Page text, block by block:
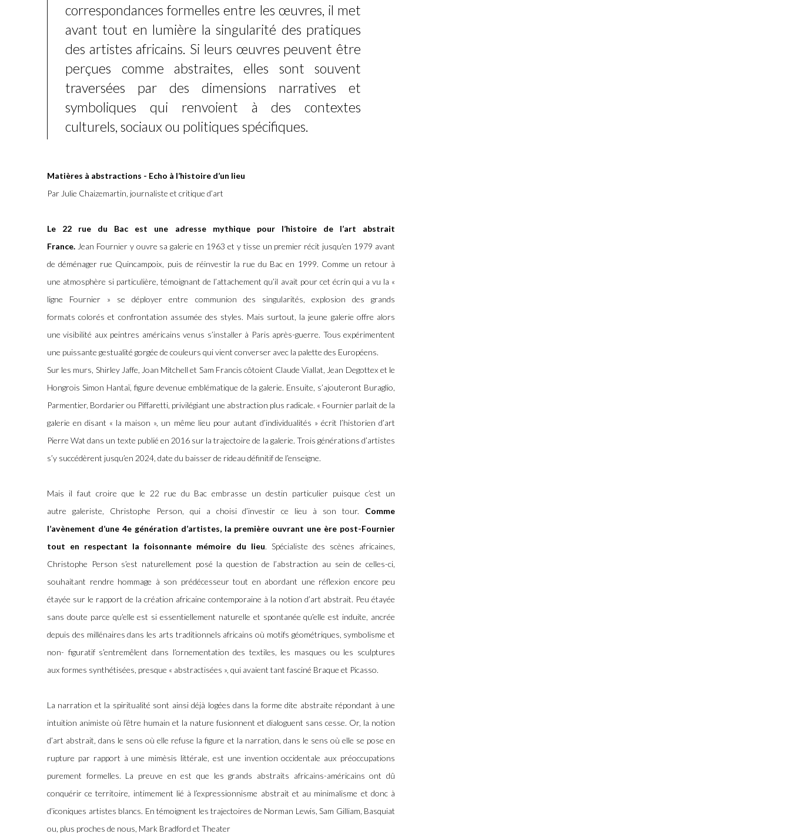
correspondances formelles entre les œuvres, il met
avant tout en lumière la singularité des pratiques
des artistes africains. Si leurs œuvres peuvent être
perçues comme abstraites, elles sont souvent
traversées par des dimensions narratives et
symboliques qui renvoient à des contextes
culturels, sociaux ou politiques spécifiques.
Matières à abstractions - Echo à l’histoire d’un lieu
Par Julie Chaizemartin, journaliste et critique d’art
Le 22 rue du Bac est une adresse mythique pour l’histoire de l’art abstrait
France. Jean Fournier y ouvre sa galerie en 1963 et y tisse un premier récit jusqu’en 1979 avant
de déménager rue Quincampoix, puis de réinvestir la rue du Bac en 1999. Comme un retour à
une atmosphère si particulière, témoignant de l’attachement qu’il avait pour cet écrin qui a vu la «
ligne Fournier » se déployer entre communion des singularités, explosion des grands
formats colorés et confrontation assumée des styles. Mais surtout, la jeune galerie offre alors
une visibilité aux peintres américains venus s’installer à Paris après-guerre. Tous expérimentent
une puissante gestualité gorgée de couleurs qui vient converser avec la palette des Européens.
Sur les murs, Shirley Jaffe, Joan Mitchell et Sam Francis côtoient Claude Viallat, Jean Degottex et le
Hongrois Simon Hantaï, figure devenue emblématique de la galerie. Ensuite, s’ajouteront Buraglio,
Parmentier, Bordarier ou Piffaretti, privilégiant une abstraction plus radicale. « Fournier parlait de la
galerie en disant « la maison », un même lieu pour autant d’individualités » écrit l’historien d’art
Pierre Wat dans un texte publié en 2016 sur la trajectoire de la galerie. Trois générations d’artistes
s’y succédèrent jusqu’en 2024, date du baisser de rideau définitif de l’enseigne.
Mais il faut croire que le 22 rue du Bac embrasse un destin particulier puisque c’est un
autre galeriste, Christophe Person, qui a choisi d’investir ce lieu à son tour. Comme
l’avènement d’une 4e génération d’artistes, la première ouvrant une ère post-Fournier
tout en respectant la foisonnante mémoire du lieu. Spécialiste des scènes africaines,
Christophe Person s’est naturellement posé la question de l’abstraction au sein de celles-ci,
souhaitant rendre hommage à son prédécesseur tout en abordant une réflexion encore peu
étayée sur le rapport de la création africaine contemporaine à la notion d’art abstrait. Peu étayée
sans doute parce qu’elle est si essentiellement naturelle et spontanée qu’elle est induite, ancrée
depuis des millénaires dans les arts traditionnels africains où motifs géométriques, symbolisme et
non- figuratif s’entremêlent dans l’ornementation des textiles, les masques ou les sculptures
aux formes synthétisées, presque « abstractisées », qui avaient tant fasciné Braque et Picasso.
La narration et la spiritualité sont ainsi déjà logées dans la forme dite abstraite répondant à une
intuition animiste où l’être humain et la nature fusionnent et dialoguent sans cesse. Or, la notion
d’art abstrait, dans le sens où elle refuse la figure et la narration, dans le sens où elle se pose en
rupture par rapport à une mimèsis littérale, est une invention occidentale aux préoccupations
purement formelles. La preuve en est que les grands abstraits africains-américains ont dû
conquérir ce territoire, intimement lié à l’expressionnisme abstrait et au minimalisme et donc à
d’iconiques artistes blancs. En témoignent les trajectoires de Norman Lewis, Sam Gilliam, Basquiat
ou, plus proches de nous, Mark Bradford et Theater